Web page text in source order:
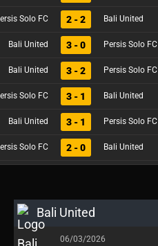
Solo FC 2 - 2 Bali United
Bali United 3 - 0 Persis Solo FC
Bali United 3 - 2 Persis Solo FC
Solo FC 3 - 1 Bali United
Bali United 3 - 1 Persis Solo FC
Solo FC 2 - 0 Bali United
Bali United
06/03/2026